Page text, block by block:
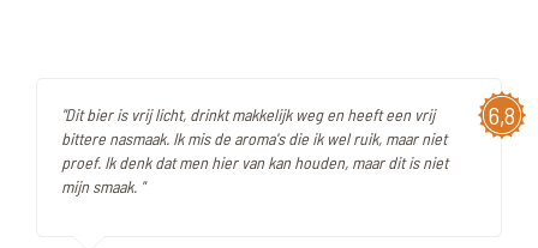
6,8
"Dit bier is vrij licht, drinkt makkelijk weg en heeft een vrij
bittere nasmaak. Ik mis de aroma's die ik wel ruik, maar niet
proef. Ik denk dat men hier van kan houden, maar dit is niet
mijn smaak. "